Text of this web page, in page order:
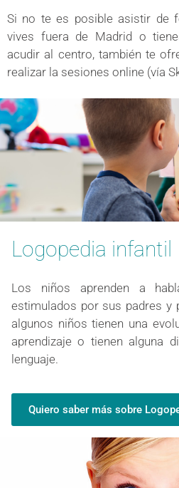
Si no te es posible asistir de
vives fuera de Madrid o
acudir al centro, también te
realizar la sesiones online (vía
Logopedia infantil
Los niños aprenden a
estimulados por sus padres y
algunos niños tienen una
aprendizaje o tienen alguna
lenguaje.
Quiero saber más sobre